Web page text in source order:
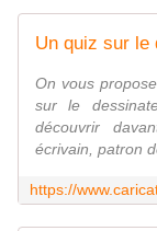
Un quiz sur le
On vous
sur le
découvrir
écrivain, patron